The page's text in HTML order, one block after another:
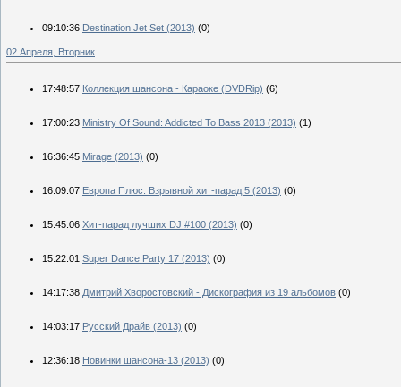
09:10:36 Destination Jet Set (2013) (0)
02 Апреля, Вторник
17:48:57 Коллекция шансона - Караоке (DVDRip) (6)
17:00:23 Ministry Of Sound: Addicted To Bass 2013 (2013) (1)
16:36:45 Mirage (2013) (0)
16:09:07 Европа Плюс. Взрывной хит-парад 5 (2013) (0)
15:45:06 Хит-парад лучших DJ #100 (2013) (0)
15:22:01 Super Dance Party 17 (2013) (0)
14:17:38 Дмитрий Хворостовский - Дискография из 19 альбомов (0)
14:03:17 Русский Драйв (2013) (0)
12:36:18 Новинки шансона-13 (2013) (0)